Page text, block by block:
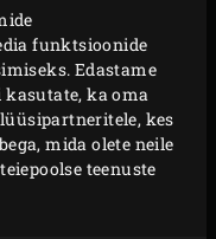
funktsioonide
Edastame
ka oma
kes
mida olete neile
teenuste
umbes 1 cm
pikuti. Koori
rosmariinilt,
ning haki peeneks.
puista peale